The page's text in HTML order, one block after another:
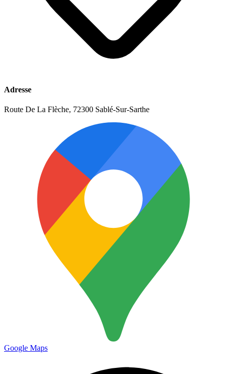
Adresse
Route De La Flèche, 72300 Sablé-Sur-Sarthe
Google Maps